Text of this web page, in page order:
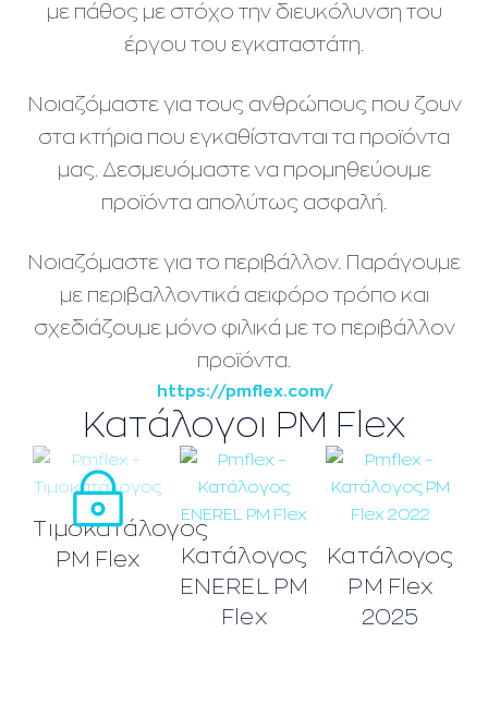
με πάθος με στόχο την διευκόλυνση του
έργου του εγκαταστάτη.
Νοιαζόμαστε για τους ανθρώπους που ζουν
στα κτήρια που εγκαθίστανται τα προϊόντα
μας. Δεσμευόμαστε να προμηθεύουμε
προϊόντα απολύτως ασφαλή.
Νοιαζόμαστε για το περιβάλλον. Παράγουμε
με περιβαλλοντικά αειφόρο τρόπο και
σχεδιάζουμε μόνο φιλικά με το περιβάλλον
προϊόντα.
https://pmflex.com/
Κατάλογοι PM Flex
Τιμοκατάλογος
PM Flex
Κατάλογος
ENEREL PM
Flex
Κατάλογος
PM Flex
2025